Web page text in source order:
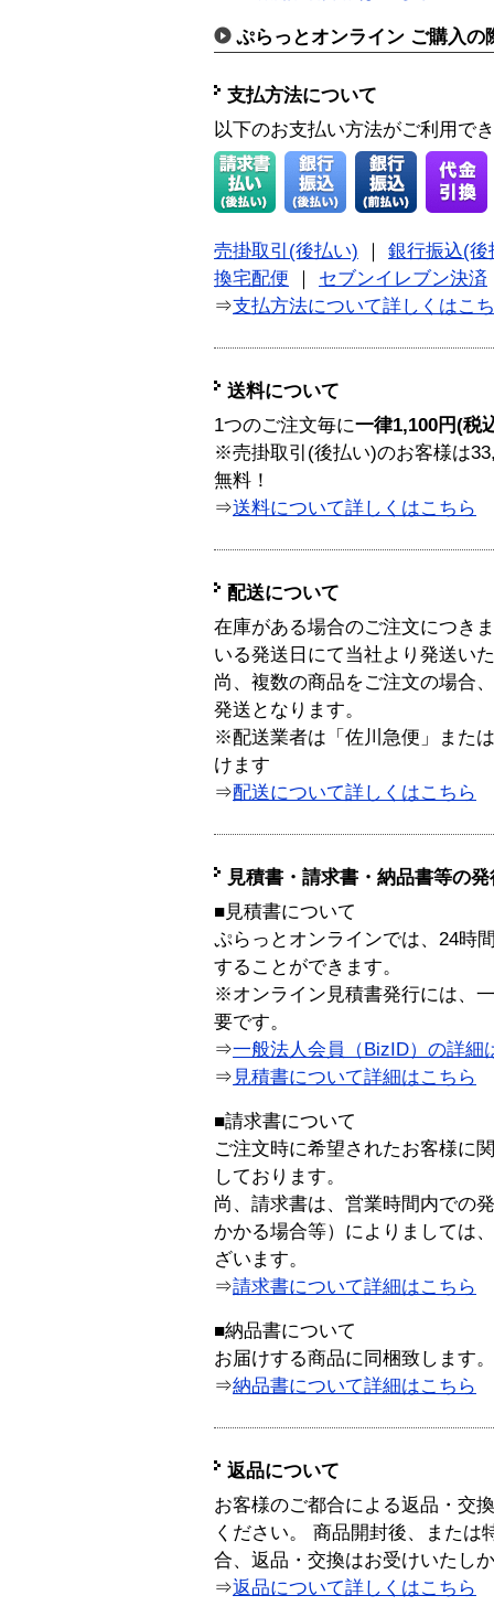
ぷらっとオンライン ご購入の
支払方法について
以下のお支払い方法がご利用で
売掛取引(後払い)
銀行振込(後
換宅配便
セブンイレブン決済
⇒支払方法について詳しくはこ
送料について
1つのご注文毎に一律1,100円(税
※売掛取引(後払い)のお客様は
無料！
⇒送料について詳しくはこちら
配送について
在庫がある場合のご注文につき
いる発送日にて当社より発送い
尚、複数の商品をご注文の場合
発送となります。
※配送業者は「佐川急便」また
けます
⇒配送について詳しくはこちら
見積書・請求書・納品書等の
■見積書について
ぷらっとオンラインでは、24時
することができます。
※オンライン見積書発行には、
要です。
⇒一般法人会員（BizID）の詳細
⇒ 見積書について詳細はこちら
■請求書について
ご注文時に希望されたお客様に
しております。
尚、請求書は、営業時間内での
かかる場合等）によりましては
ざいます。
⇒請求書について詳細はこちら
■納品書について
お届けする商品に同梱致します。
⇒納品書について詳細はこちら
返品について
お客様のご都合による返品・交
ください。 商品開封後、または
合、返品・交換はお受けいたし
⇒返品について詳しくはこちら